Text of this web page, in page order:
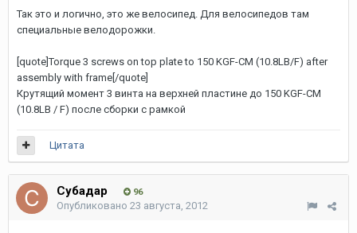
Так это и логично, это же велосипед. Для велосипедов там
специальные велодорожки.
[quote]Torque 3 screws on top plate to 150 KGF-CM (10.8LB/F) after
assembly with frame[/quote]
Крутящий момент 3 винта на верхней пластине до 150 KGF-CM
(10.8LB / F) после сборки с рамкой
Цитата
Субадаp 96
Опубликовано 23 августа, 2012